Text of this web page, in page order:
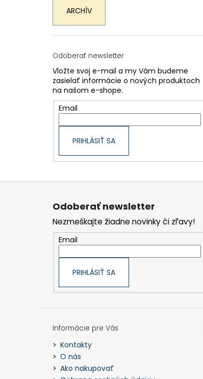
ARCHÍV
Odoberať newsletter
Vložte svoj e-mail a my Vám budeme
zasielať informácie o nových produktoch
na našom e-shope.
Email
PRIHLÁSIŤ SA
Z
Odoberať newsletter
Nezmeškajte žiadne novinky či zľavy!
Email
PRIHLÁSIŤ SA
Informácie pre Vás
Kontakty
O nás
Ako nakupovať